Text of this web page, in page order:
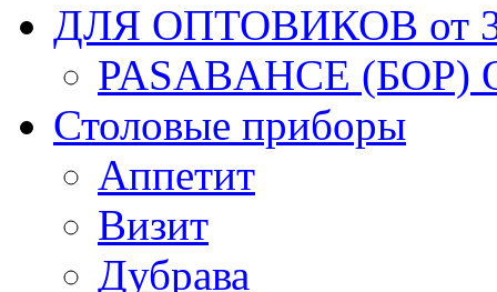
ДЛЯ ОПТОВИКОВ от
PASABAHCE (БОР)
Столовые приборы
Аппетит
Визит
Дубрава